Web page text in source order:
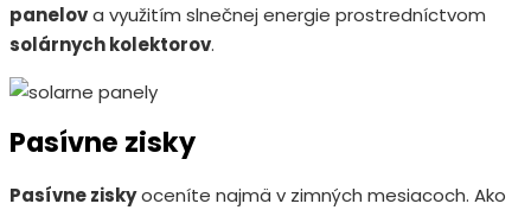
panelova využitím slnečnej energie prostredníctvom
solárnych kolektorov.
Pasívne zisky
Pasívne ziskyoceníte najmä v zimných mesiacoch. Ako